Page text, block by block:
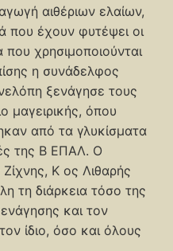
αιθέριων ελαίων,
που έχουν φυτέψει οι
χρησιμοποιούνται
η συνάδελφος
ξενάγησε τους
μαγειρικής, όπου
από τα γλυκίσματα
της Β ΕΠΑΛ. Ο
Κ ος Λιθαρής
τη διάρκεια τόσο της
και τον
ίδιο, όσο και όλους